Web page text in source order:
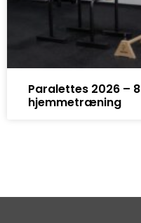
Paralettes 2026 –
hjemmetræning